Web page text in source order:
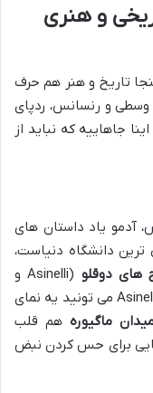
و هنری
تاریخ و هنر هم حرف
وسطی و رنسانس، ردپای
جاهاییه که نباید از
آدمو یاد داستان های
ترین دانشگاه دنیاست،
های دوقلو
(Asinelli و
Garisenda) نماد این شهرن و از بالای برج Asinelli می تونید یه نمای
ماگیوره هم قلب
جایی برای حس کردن نبض